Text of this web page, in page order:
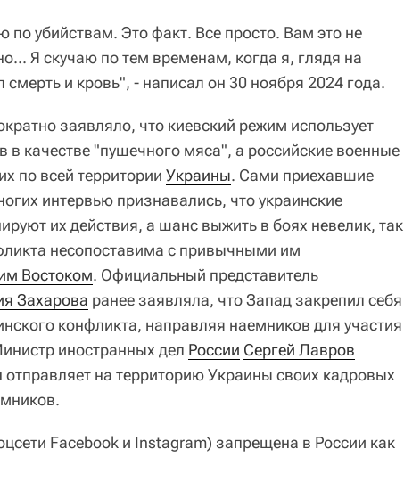
по убийствам. Это факт. Все просто. Вам это не
Я скучаю по тем временам, когда я, глядя на
и кровь", - написал он 30 ноября 2024 года.
заявляло, что киевский режим использует
в качестве "пушечного мяса", а российские военные
по всей территории Украины. Сами приехавшие
интервью признавались, что украинские
их действия, а шанс выжить в боях невелик, так
несопоставима с привычными им
Востоком. Официальный представитель
Захарова ранее заявляла, что Запад закрепил себя
конфликта, направляя наемников для участия
иностранных дел России Сергей Лавров
отправляет на территорию Украины своих кадровых
Facebook и Instagram) запрещена в России как